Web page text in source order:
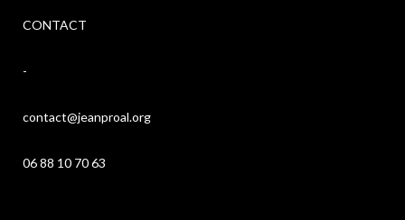
CONTACT
-
contact@jeanproal.org
06 88 10 70 63